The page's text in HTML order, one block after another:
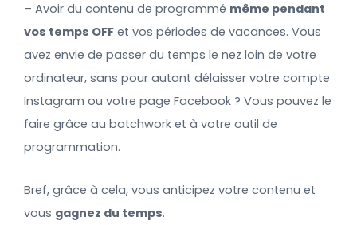
– Avoir du contenu de programmé même pendant
vos temps OFF et vos périodes de vacances. Vous
avez envie de passer du temps le nez loin de votre
ordinateur, sans pour autant délaisser votre compte
Instagram ou votre page Facebook ? Vous pouvez le
faire grâce au batchwork et à votre outil de
programmation.
Bref, grâce à cela, vous anticipez votre contenu et
vous gagnez du temps.